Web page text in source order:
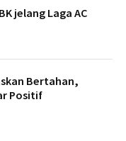
jelang Laga AC
Bertahan,
Positif